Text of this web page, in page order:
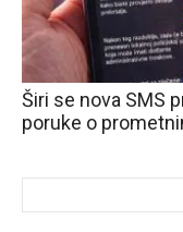
Širi se nova SMS
poruke o